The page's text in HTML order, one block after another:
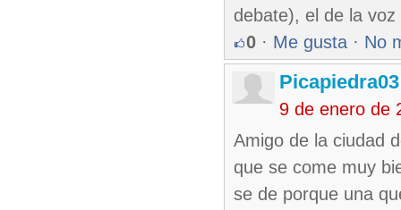
debate), el de la
0 · Me gusta · No
Picapiedra03
9 de enero de
Amigo de la ciudad
que se come muy
se de porque una